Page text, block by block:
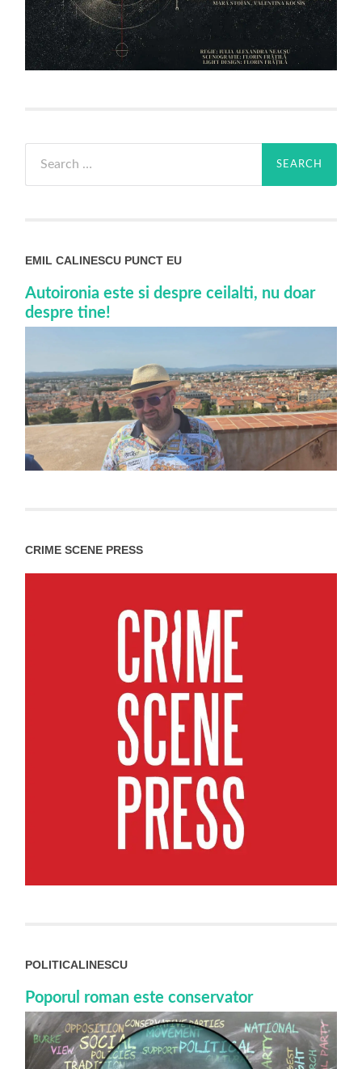
for:
EMIL CALINESCU PUNCT EU
Autoironia este si despre ceilalti, nu doar
despre tine!
CRIME SCENE PRESS
POLITICALINESCU
Poporul roman este conservator